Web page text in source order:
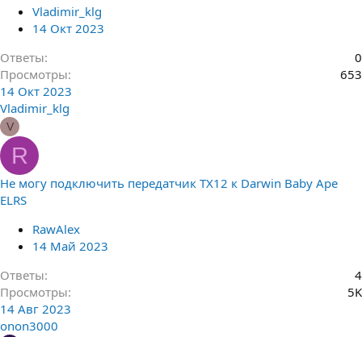
Vladimir_klg
14 Окт 2023
Ответы
0
Просмотры
653
14 Окт 2023
Vladimir_klg
V
R
Не могу подключить передатчик TX12 к Darwin Baby Ape
ELRS
RawAlex
14 Май 2023
Ответы
4
Просмотры
5K
14 Авг 2023
onon3000